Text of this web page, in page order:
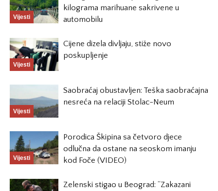
Vijesti
kilograma marihuane sakrivene u
automobilu
Vijesti
Cijene dizela divljaju, stiže novo
poskupljenje
Vijesti
Saobraćaj obustavljen: Teška saobraćajna
nesreća na relaciji Stolac-Neum
Vijesti
Porodica Škipina sa četvoro djece
odlučna da ostane na seoskom imanju
kod Foče (VIDEO)
Zelenski stigao u Beograd: “Zakazani